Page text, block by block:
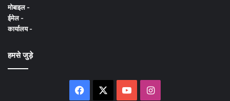
मोबाइल -
ईमेल -
कार्यालय -
हमसे जुड़े
Facebook YouTubeInstagram